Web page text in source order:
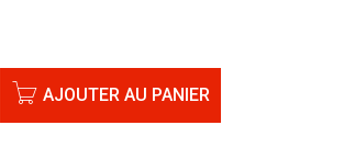
AJOUTER AU PANIER